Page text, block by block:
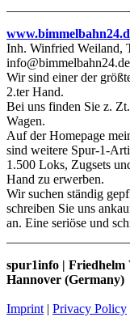
Inh. Winfried Weiland,
info@bimmelbahn24.de
Wir sind einer der
2.ter Hand.
Bei uns finden Sie z.
Wagen.
Auf der Homepage
sind weitere Spur-1-
1.500 Loks, Zugsets
Hand zu erwerben.
Wir suchen ständig
schreiben Sie uns
an. Eine seriöse und
spur1info | Friedhelm
Hannover (Germany)
Imprint | Privacy Policy